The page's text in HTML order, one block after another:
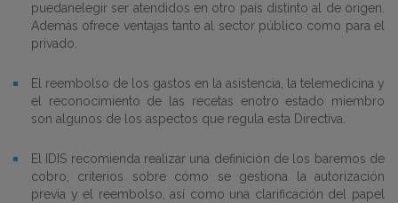
puedanelegir ser atendidos en otro país distinto al de origen.
Además ofrece ventajas tanto al sector público como para el
privado.
El reembolso de los gastos en la asistencia, la telemedicina y
el reconocimiento de las recetas enotro estado miembro
son algunos de los aspectos que regula esta Directiva.
El IDIS recomienda realizar una definición de los baremos de
cobro, criterios sobre cómo se gestiona la autorización
previa y el reembolso, así como una clarificación del papel